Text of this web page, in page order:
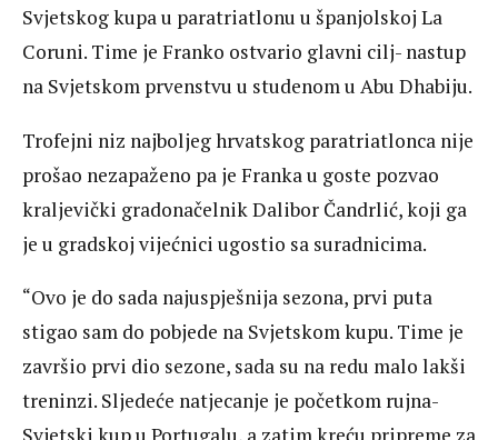
Svjetskog kupa u paratriatlonu u španjolskoj La
Coruni. Time je Franko ostvario glavni cilj- nastup
na Svjetskom prvenstvu u studenom u Abu Dhabiju.
Trofejni niz najboljeg hrvatskog paratriatlonca nije
prošao nezapaženo pa je Franka u goste pozvao
kraljevički gradonačelnik Dalibor Čandrlić, koji ga
je u gradskoj vijećnici ugostio sa suradnicima.
“Ovo je do sada najuspješnija sezona, prvi puta
stigao sam do pobjede na Svjetskom kupu. Time je
završio prvi dio sezone, sada su na redu malo lakši
treninzi. Sljedeće natjecanje je početkom rujna-